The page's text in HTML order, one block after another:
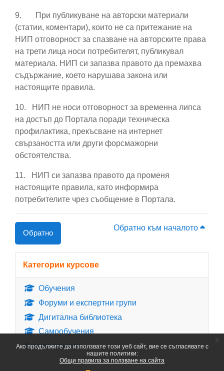
Ако продължите да използвате този уеб сайт, вие се съгласявате с
нашите политики:
Общи правила за ползване на сайта
9.
При публикуване на авторски материали
(статии, коментари), които не са притежание на
НИП отговорност за спазване на авторските права
на трети лица носи потребителят, публикувал
материала. НИП си запазва правото да премахва
съдържание, което нарушава закона или
настоящите правила.
10.
НИП не носи отговорност за временна липса
на достъп до Портала поради техническа
профилактика, прекъсване на интернет
свързаността или други форсмажорни
обстоятелства.
11.
НИП си запазва правото да променя
настоящите правила, като информира
потребителите чрез съобщение в Портала.
Обратно
Обратно към началото
Блокове
Категории курсове
Обучения
Форуми и експертни групи
Дигитална библиотека
Самообучения
Всички курсове...